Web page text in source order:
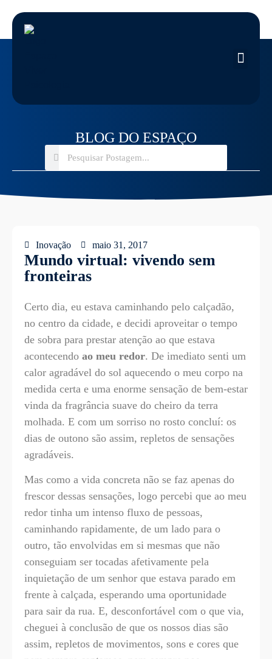
BLOG DO ESPAÇO
Inovação maio 31, 2017
Mundo virtual: vivendo sem
fronteiras
Certo dia, eu estava caminhando pelo calçadão,
no centro da cidade, e decidi aproveitar o tempo
de sobra para prestar atenção ao que estava
acontecendo ao meu redor. De imediato senti um
calor agradável do sol aquecendo o meu corpo na
medida certa e uma enorme sensação de bem-estar
vinda da fragrância suave do cheiro da terra
molhada. E com um sorriso no rosto concluí: os
dias de outono são assim, repletos de sensações
agradáveis.
Mas como a vida concreta não se faz apenas do
frescor dessas sensações, logo percebi que ao meu
redor tinha um intenso fluxo de pessoas,
caminhando rapidamente, de um lado para o
outro, tão envolvidas em si mesmas que não
conseguiam ser tocadas afetivamente pela
inquietação de um senhor que estava parado em
frente à calçada, esperando uma oportunidade
para sair da rua. E, desconfortável com o que via,
cheguei à conclusão de que os nossos dias são
assim, repletos de movimentos, sons e cores que